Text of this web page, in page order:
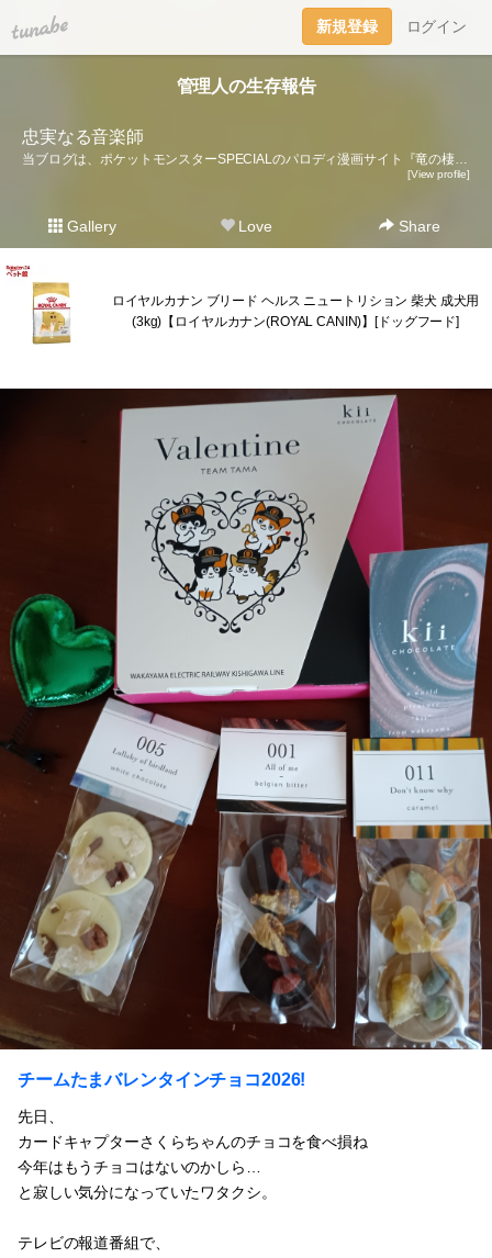
tuna.be 新規登録 ログイン
管理人の生存報告
忠実なる音楽師
当ブログは、ポケットモンスターSPECIALのパロディ漫画サイト『竜の棲む森』の管理人の写メブログです。 サイトは現在休止中ですが、この写メブログは管理人の生存報告のために使っております。
[View profile]
Gallery Love Share
ロイヤルカナン ブリード ヘルス ニュートリション 柴犬 成犬用
(3kg)【ロイヤルカナン(ROYAL CANIN)】[ドッグフード]
チームたまバレンタインチョコ2026!
先日、
カードキャプターさくらちゃんのチョコを食べ損ね
今年はもうチョコはないのかしら…
と寂しい気分になっていたワタクシ。
テレビの報道番組で、